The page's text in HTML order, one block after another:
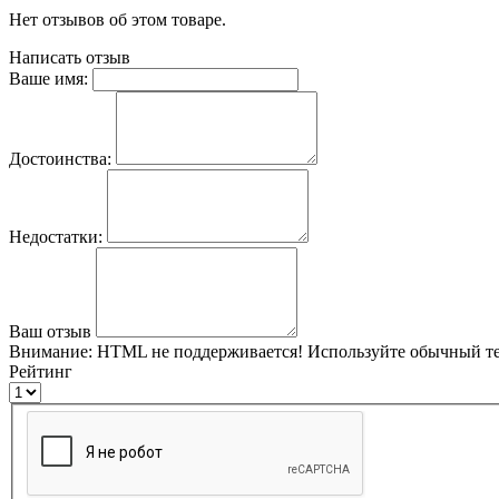
Нет отзывов об этом товаре.
Написать отзыв
Ваше имя:
Достоинства:
Недостатки:
Ваш отзыв
Внимание: HTML не поддерживается! Используйте обычный
Рейтинг